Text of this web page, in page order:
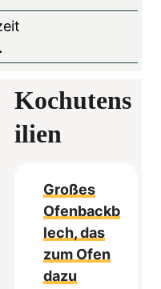
Kochutens
ilien
Großes
Ofenbackb
lech, das
zum Ofen
dazu